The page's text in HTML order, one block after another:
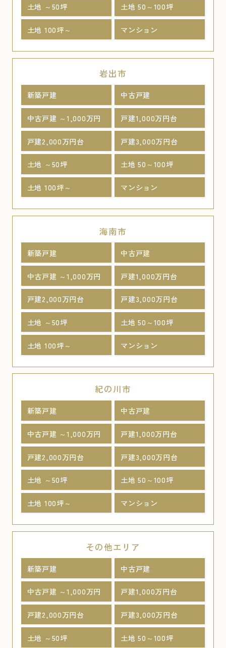
土地 ～50坪 土地 50～100坪
土地 100坪～ マンション
岩出市
新築戸建 中古戸建
中古戸建 ～1,000万円 戸建1,000万円台
戸建2,000万円台 戸建3,000万円台
土地 ～50坪 土地 50～100坪
土地 100坪～ マンション
海南市
新築戸建 中古戸建
中古戸建 ～1,000万円 戸建1,000万円台
戸建2,000万円台 戸建3,000万円台
土地 ～50坪 土地 50～100坪
土地 100坪～ マンション
紀の川市
新築戸建 中古戸建
中古戸建 ～1,000万円 戸建1,000万円台
戸建2,000万円台 戸建3,000万円台
土地 ～50坪 土地 50～100坪
土地 100坪～ マンション
その他エリア
新築戸建 中古戸建
中古戸建 ～1,000万円 戸建1,000万円台
戸建2,000万円台 戸建3,000万円台
土地 ～50坪 土地 50～100坪